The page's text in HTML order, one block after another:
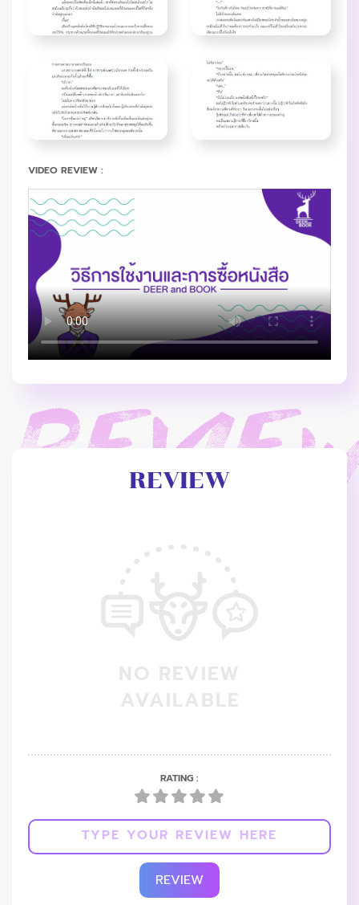
VIDEO REVIEW :
REVIEW
RATING :
REVIEW